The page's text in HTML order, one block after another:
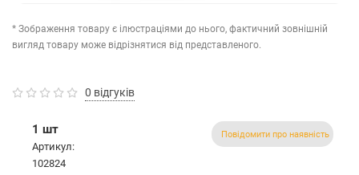
* Зображення товару є ілюстраціями до нього, фактичний зовнішній
вигляд товару може відрізнятися від представленого.
0 відгуків
1 шт
Артикул:
102824
Повідомити про наявність